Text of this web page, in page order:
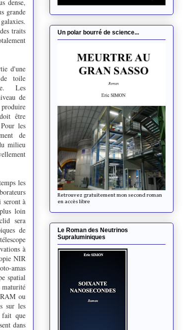
dense,
grande
traits
d'une
toile
Les
de
produire
être
les
de
milieu
les
seront à
loin
sera
de
à
NIR
amas
spatial
maturité
ou
sur les
fait que
dans
Un polar bourré de science...
Retrouvez gratuitement mon second roman
en accès libre
Le Roman des Neutrinos
Supraluminiques